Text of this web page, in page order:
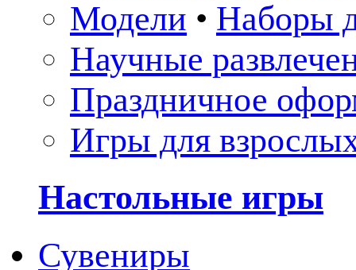
Модели • Наборы
Научные
Праздничное
Игры для
Настольные игры
Сувениры